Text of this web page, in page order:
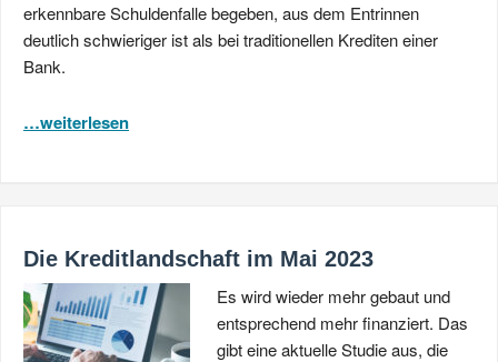
erkennbare Schuldenfalle begeben, aus dem Entrinnen
deutlich schwieriger ist als bei traditionellen Krediten einer
Bank.
…weiterlesen
Die Kreditlandschaft im Mai 2023
Es wird wieder mehr gebaut und
entsprechend mehr finanziert. Das
gibt eine aktuelle Studie aus, die